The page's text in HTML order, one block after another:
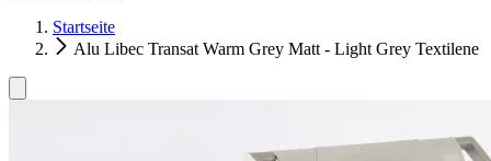
Startseite
Alu Libec Transat Warm Grey Matt - Light Grey Textilene